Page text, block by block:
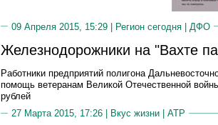
09 Апреля 2015, 15:29 | Регион сегодня | ДФО
Железнодорожники на "Вахте
Работники предприятий полигона
помощь ветеранам Великой Отечественной
рублей
27 Марта 2015, 17:26 |
Вкус жизни АТР